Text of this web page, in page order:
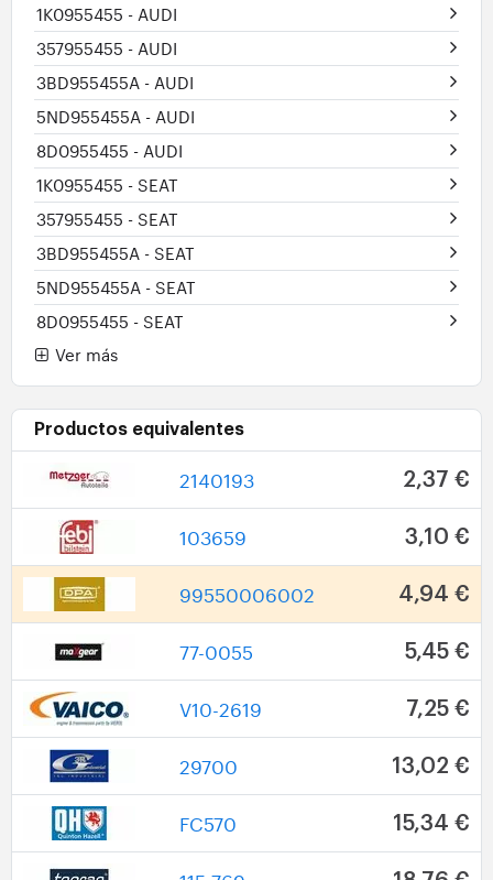
1K0955455 - AUDI
357955455 - AUDI
3BD955455A - AUDI
5ND955455A - AUDI
8D0955455 - AUDI
1K0955455 - SEAT
357955455 - SEAT
3BD955455A - SEAT
5ND955455A - SEAT
8D0955455 - SEAT
Ver más
Productos equivalentes
2140193 2,37 €
103659 3,10 €
99550006002 4,94 €
77-0055 5,45 €
V10-2619 7,25 €
29700 13,02 €
FC570 15,34 €